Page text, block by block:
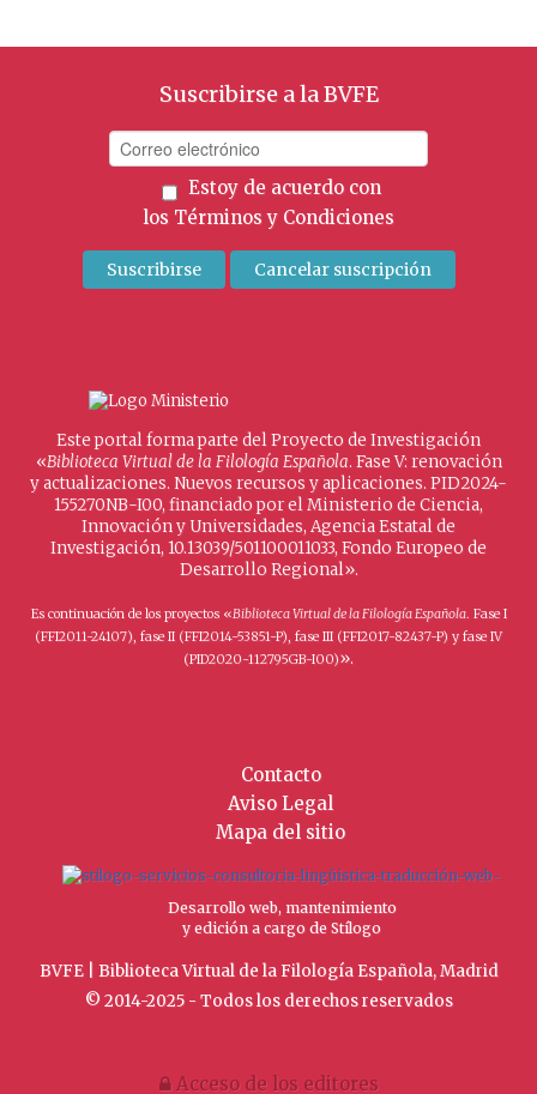
Suscribirse a la BVFE
Estoy de acuerdo con
los Términos y Condiciones
Este portal forma parte del Proyecto de Investigación
«Biblioteca Virtual de la Filología Española. Fase V: renovación
y actualizaciones. Nuevos recursos y aplicaciones. PID2024-
155270NB-I00, financiado por el Ministerio de Ciencia,
Innovación y Universidades, Agencia Estatal de
Investigación, 10.13039/501100011033, Fondo Europeo de
Desarrollo Regional».
Es continuación de los proyectos «Biblioteca Virtual de la Filología Española. Fase I
(FFI2011-24107), fase II (FFI2014-53851-P), fase III (FFI2017-82437-P) y fase IV
(PID2020-112795GB-I00)».
Contacto
Aviso Legal
Mapa del sitio
Desarrollo web, mantenimiento
y edición a cargo de Stílogo
BVFE | Biblioteca Virtual de la Filología Española, Madrid
© 2014-2025 - Todos los derechos reservados
Acceso de los editores